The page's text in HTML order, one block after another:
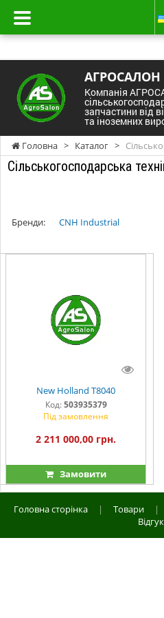
АГРОСАЛОН
Компанія
запчастини від
та іноземних
Головна > Каталог >
Сільськогосподарська
Бренди: CNH Industrial
New Holland T8040
Код: 503935379
Під замовлення
2 211 000,00 грн.
Замовити
Головна сторінка | Товари |